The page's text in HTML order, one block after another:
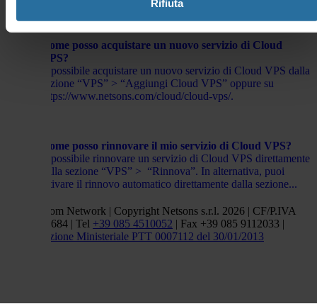
Rifiuta
Come posso acquistare un nuovo servizio di Cloud
VPS?
È possibile acquistare un nuovo servizio di Cloud VPS dalla
sezione “VPS” > “Aggiungi Cloud VPS” oppure su
https://www.netsons.com/cloud/cloud-vps/.
Come posso rinnovare il mio servizio di Cloud VPS?
È possibile rinnovare un servizio di Cloud VPS direttamente
dalla sezione “VPS” > “Rinnova”. In alternativa, puoi
attivare il rinnovo automatico direttamente dalla sezione...
Netsons.com Network | Copyright Netsons s.r.l. 2026 | CF/P.IVA
01838660684 | Tel +39 085 4510052 | Fax +39 085 9112033 |
Autorizzazione Ministeriale PTT 0007112 del 30/01/2013